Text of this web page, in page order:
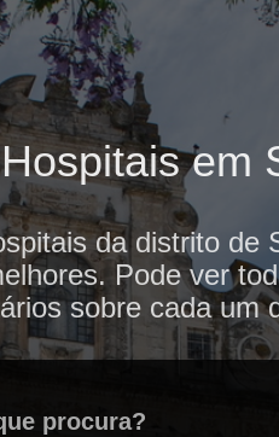
em
da distrito de
Pode ver
sobre cada um
procura?